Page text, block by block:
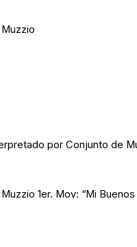
por Conjunto de
1er. Mov: “Mi